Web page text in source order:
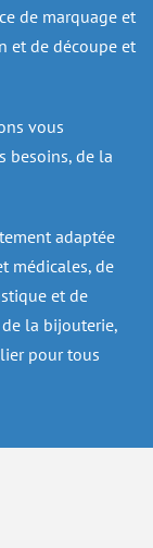
de marquage et
et de découpe et
vous
besoins, de la
adaptée
médicales, de
et de
la bijouterie,
pour tous